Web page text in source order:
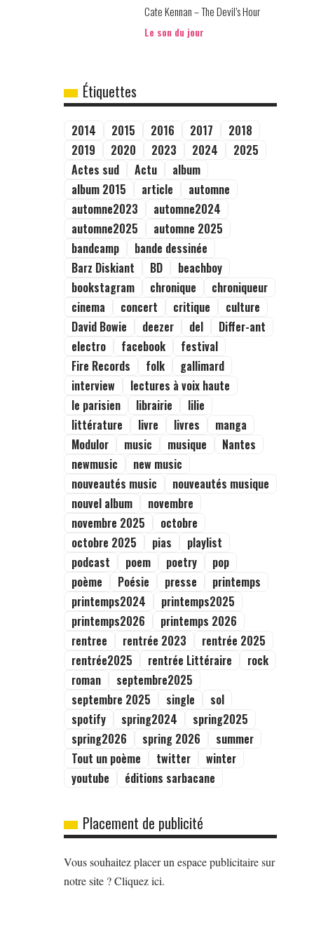
Cate Kennan – The Devil’s Hour
Le son du jour
Étiquettes
2014 2015 2016 2017
2018
2019
2020 2023 2024
2025
Actes sud
Actu
album
album 2015
article
automne
automne2023
automne2024
automne2025
automne 2025
bandcamp
bande dessinée
Barz Diskiant
BD
beachboy
bookstagram
chronique
chroniqueur
cinema
concert critique
culture
David Bowie
deezer del
Differ-ant
electro
facebook
festival
Fire Records
folk
gallimard
interview
lectures à voix haute
le parisien
librairie
lilie
littérature
livre livres
manga
Modulor
music musique
Nantes
newmusic
new music
nouveautés music
nouveautés musique
nouvel album
novembre
novembre 2025
octobre
octobre 2025
pias
playlist
podcast
poem poetry
pop
poème
Poésie presse
printemps
printemps2024
printemps2025
printemps2026
printemps 2026
rentree
rentrée 2023
rentrée 2025
rentrée2025
rentrée Littéraire
rock
roman
septembre2025
septembre 2025
single
sol
spotify
spring2024
spring2025
spring2026
spring 2026
summer
Tout un poème
twitter
winter
youtube
éditions sarbacane
Placement de publicité
Vous souhaitez placer un espace publicitaire sur
notre site ? Cliquez ici.